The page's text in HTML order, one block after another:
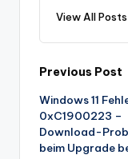
View All Posts
Post
Previous Post
Windows 11
0xC1900223 –
Download-
beim Upgrade